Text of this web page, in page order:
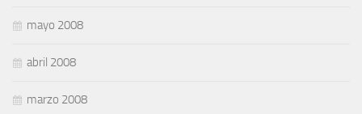
mayo 2008
abril 2008
marzo 2008